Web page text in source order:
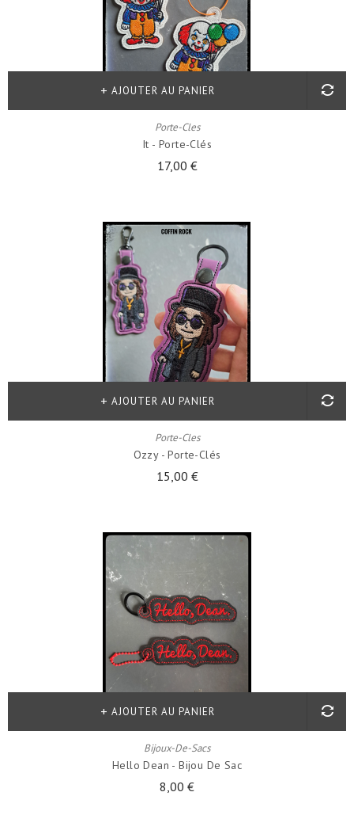
Porte-Cles
It - Porte-Clés
17,00 €
AJOUTER AU PANIER
Porte-Cles
Ozzy - Porte-Clés
15,00 €
AJOUTER AU PANIER
Bijoux-De-Sacs
Hello Dean - Bijou De Sac
8,00 €
AJOUTER AU PANIER